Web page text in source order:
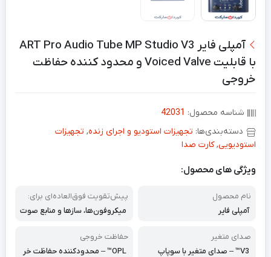
آمپلی فایر ART Pro Audio Tube MP Studio V3
با قابلیت Voiced Valve و محدود کننده حفاظت
خروجی
شناسه محصول: 42031
دسته‌بندی‌ها: تجهیزات استودیو و اجرای زنده, تجهیزات
استودیویی,کارت صدا
ویژگی های محصول:
نام محصول
آمپلی فایر
پیش‌تقویت فوق‌العاده‌ای برای:
میکروفون‌ها، سازها و منابع صوت
صدای متغیر
V3™ – صدای متغیر با سوپاپ
حفاظت خروجی
OPL™ – محدودکننده حفاظت خر